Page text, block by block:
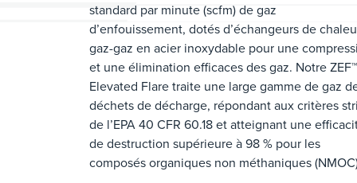
standard par minute (scfm) de gaz
d’enfouissement, dotés d’échangeurs de
gaz-gaz en acier inoxydable pour une
et une élimination efficaces des gaz. Notre ZEF™
Elevated Flare traite une large gamme de gaz
déchets de décharge, répondant aux critères
de l’EPA 40 CFR 60.18 et atteignant une
de destruction supérieure à 98 % pour les
composés organiques non méthaniques